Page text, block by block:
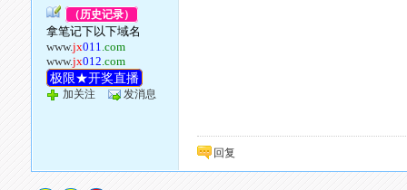
（历史记录）
拿笔记下以下域名
www.jx011.com
www.jx012.com
极限★开奖直播
加关注 发消息
回复